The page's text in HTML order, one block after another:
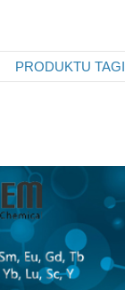
PRODUKTU TAGI